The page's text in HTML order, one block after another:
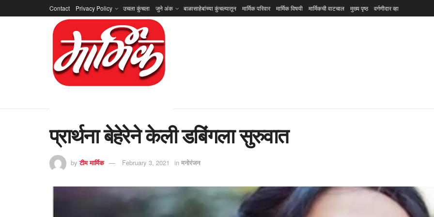
Contact Privacy Policy उचला कुंचला जुने अंक बाळासाहेबांच्या कुंचल्यातून मार्मिक परिवार मार्मिक विषयी मार्मिकची वाटचाल मुख्य पृष्ठ वर्गणीदार व्हा
प्रार्थना बेहेरेने केली डबिंगला सुरुवात
by टीम मार्मिक February 3, 2021 in मनोरंजन